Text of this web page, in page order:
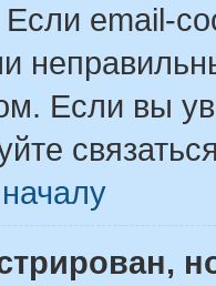
Если email-
Если вы